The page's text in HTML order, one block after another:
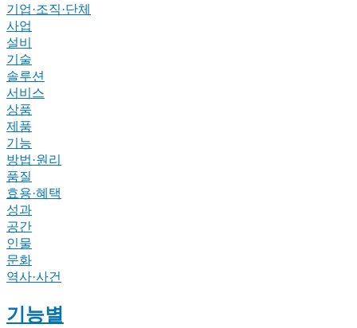
기업·조직·단체
사업
설비
기술
솔루션
서비스
상품
제품
기능
방법·원리
품질
효용·혜택
성과
공간
인물
문화
역사·사건
기능별